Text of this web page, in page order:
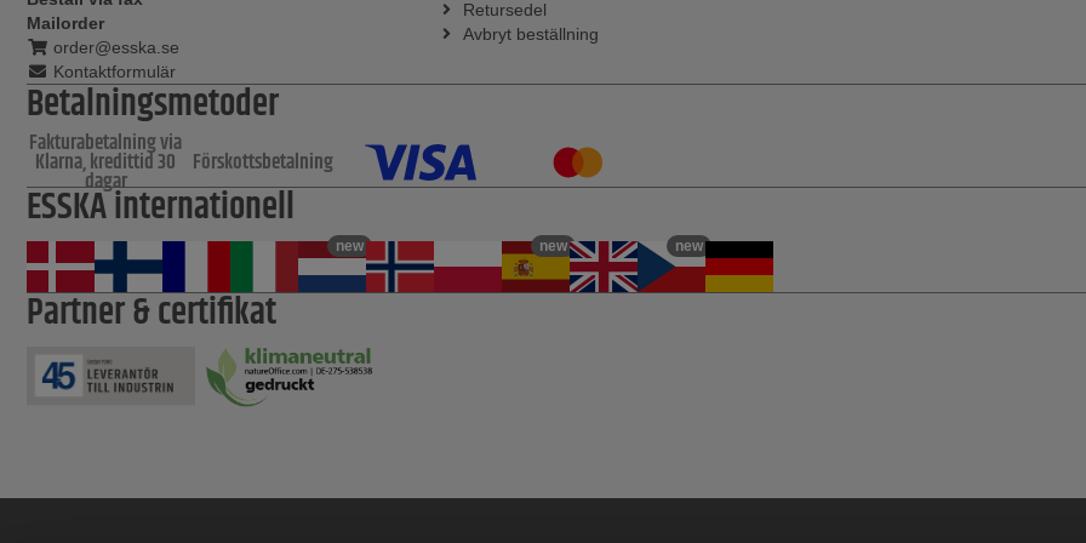
Mailorder
order@esska.se
Kontaktformulär
Retursedel
Avbryt beställning
Betalningsmetoder
Fakturabetalning via
Klarna, kredittid 30
dagar
Förskottsbetalning
ESSKA internationell
new new new
Partner & certifikat